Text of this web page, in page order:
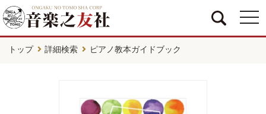
トップ 詳細検索 ピアノ教本ガイドブック